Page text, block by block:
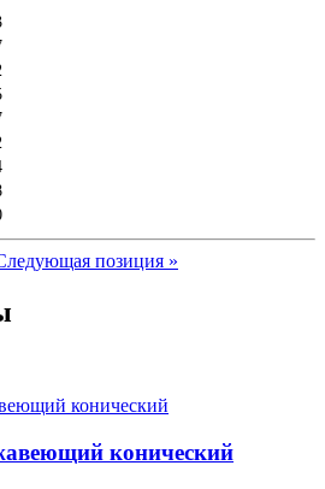
позиция »
конический